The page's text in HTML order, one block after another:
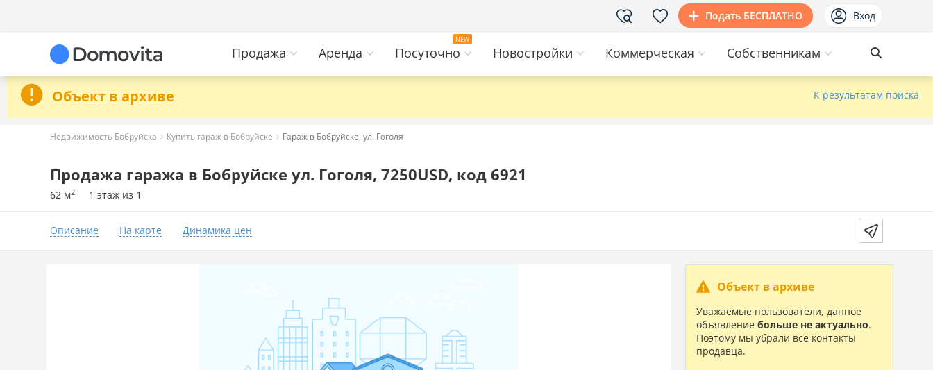
Подать БЕСПЛАТНО Вход
Продажа Аренда Посуточно Новостройки Коммерческая Собственникам
Объект в архиве К результатам поиска
Недвижимость Бобруйска Купить гараж в Бобруйске Гараж в Бобруйске, ул. Гоголя
Продажа гаража в Бобруйске ул. Гоголя, 7250USD, код 6921
62 м2 1 этаж из 1
Описание На карте Динамика цен
Объект в архиве
Уважаемые пользователи, данное
объявление больше не актуально.
Поэтому мы убрали все контакты
продавца.